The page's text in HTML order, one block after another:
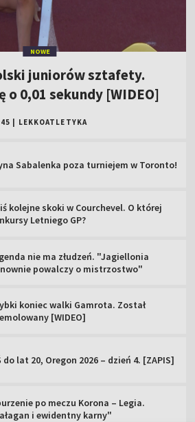
NOWE
juniorów sztafety.
o 0,01 sekundy [WIDEO]
LEKKOATLETYKA
Sabalenka poza turniejem w Toronto!
kolejne skoki w Courchevel. O której
Letniego GP?
nie ma złudzeń. "Jagiellonia
powalczy o mistrzostwo"
koniec walki Gamrota. Został
[WIDEO]
do lat 20, Oregon 2026 – dzień 4. [ZAPIS]
po meczu Korona – Legia.
i ewidentny karny"